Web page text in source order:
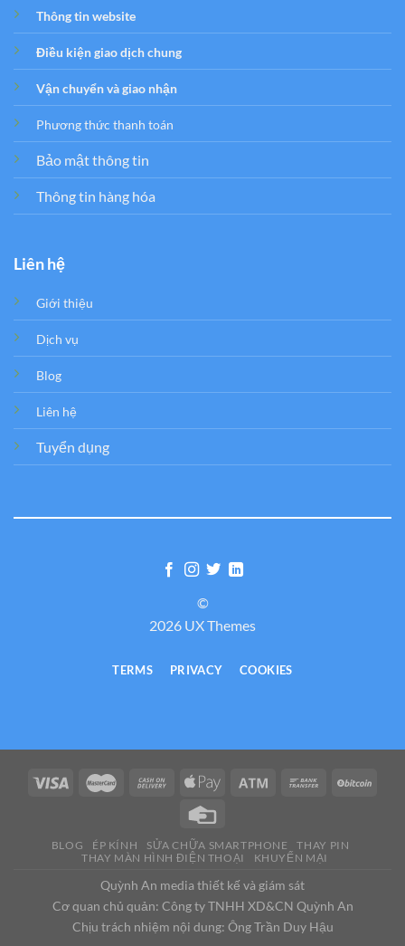
Thông tin website
Điều kiện giao dịch chung
Vận chuyển và giao nhận
Phương thức thanh toán
Bảo mật thông tin
Thông tin hàng hóa
Liên hệ
Giới thiệu
Dịch vụ
Blog
Liên hệ
Tuyển dụng
©
2026 UX Themes
TERMS PRIVACY COOKIES
BLOG ÉP KÍNH SỬA CHỮA SMARTPHONE
THAY PIN
THAY MÀN HÌNH ĐIỆN THOẠI
KHUYẾN MẠI
Quỳnh An media thiết kế và giám sát
Cơ quan chủ quản: Công ty TNHH XD&CN Quỳnh An
Chịu trách nhiệm nội dung: Ông Trần Duy Hậu